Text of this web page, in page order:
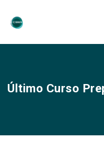
Último Curso